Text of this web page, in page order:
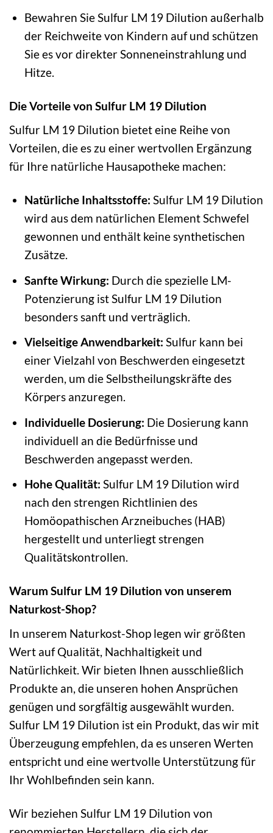
Bewahren Sie Sulfur LM 19 Dilution außerhalb
der Reichweite von Kindern auf und schützen
Sie es vor direkter Sonneneinstrahlung und
Hitze.
Die Vorteile von Sulfur LM 19 Dilution
Sulfur LM 19 Dilution bietet eine Reihe von
Vorteilen, die es zu einer wertvollen Ergänzung
für Ihre natürliche Hausapotheke machen:
Natürliche Inhaltsstoffe: Sulfur LM 19 Dilution
wird aus dem natürlichen Element Schwefel
gewonnen und enthält keine synthetischen
Zusätze.
Sanfte Wirkung: Durch die spezielle LM-
Potenzierung ist Sulfur LM 19 Dilution
besonders sanft und verträglich.
Vielseitige Anwendbarkeit: Sulfur kann bei
einer Vielzahl von Beschwerden eingesetzt
werden, um die Selbstheilungskräfte des
Körpers anzuregen.
Individuelle Dosierung: Die Dosierung kann
individuell an die Bedürfnisse und
Beschwerden angepasst werden.
Hohe Qualität: Sulfur LM 19 Dilution wird
nach den strengen Richtlinien des
Homöopathischen Arzneibuches (HAB)
hergestellt und unterliegt strengen
Qualitätskontrollen.
Warum Sulfur LM 19 Dilution von unserem
Naturkost-Shop?
In unserem Naturkost-Shop legen wir größten
Wert auf Qualität, Nachhaltigkeit und
Natürlichkeit. Wir bieten Ihnen ausschließlich
Produkte an, die unseren hohen Ansprüchen
genügen und sorgfältig ausgewählt wurden.
Sulfur LM 19 Dilution ist ein Produkt, das wir mit
Überzeugung empfehlen, da es unseren Werten
entspricht und eine wertvolle Unterstützung für
Ihr Wohlbefinden sein kann.
Wir beziehen Sulfur LM 19 Dilution von